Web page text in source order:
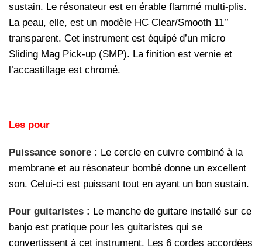
sustain. Le résonateur est en érable flammé multi-plis.
La peau, elle, est un modèle HC Clear/Smooth 11’’
transparent. Cet instrument est équipé d’un micro
Sliding Mag Pick-up (SMP). La finition est vernie et
l’accastillage est chromé.
Les pour
Puissance sonore : Le cercle en cuivre combiné à la
membrane et au résonateur bombé donne un excellent
son. Celui-ci est puissant tout en ayant un bon sustain.
Pour guitaristes : Le manche de guitare installé sur ce
banjo est pratique pour les guitaristes qui se
convertissent à cet instrument. Les 6 cordes accordées